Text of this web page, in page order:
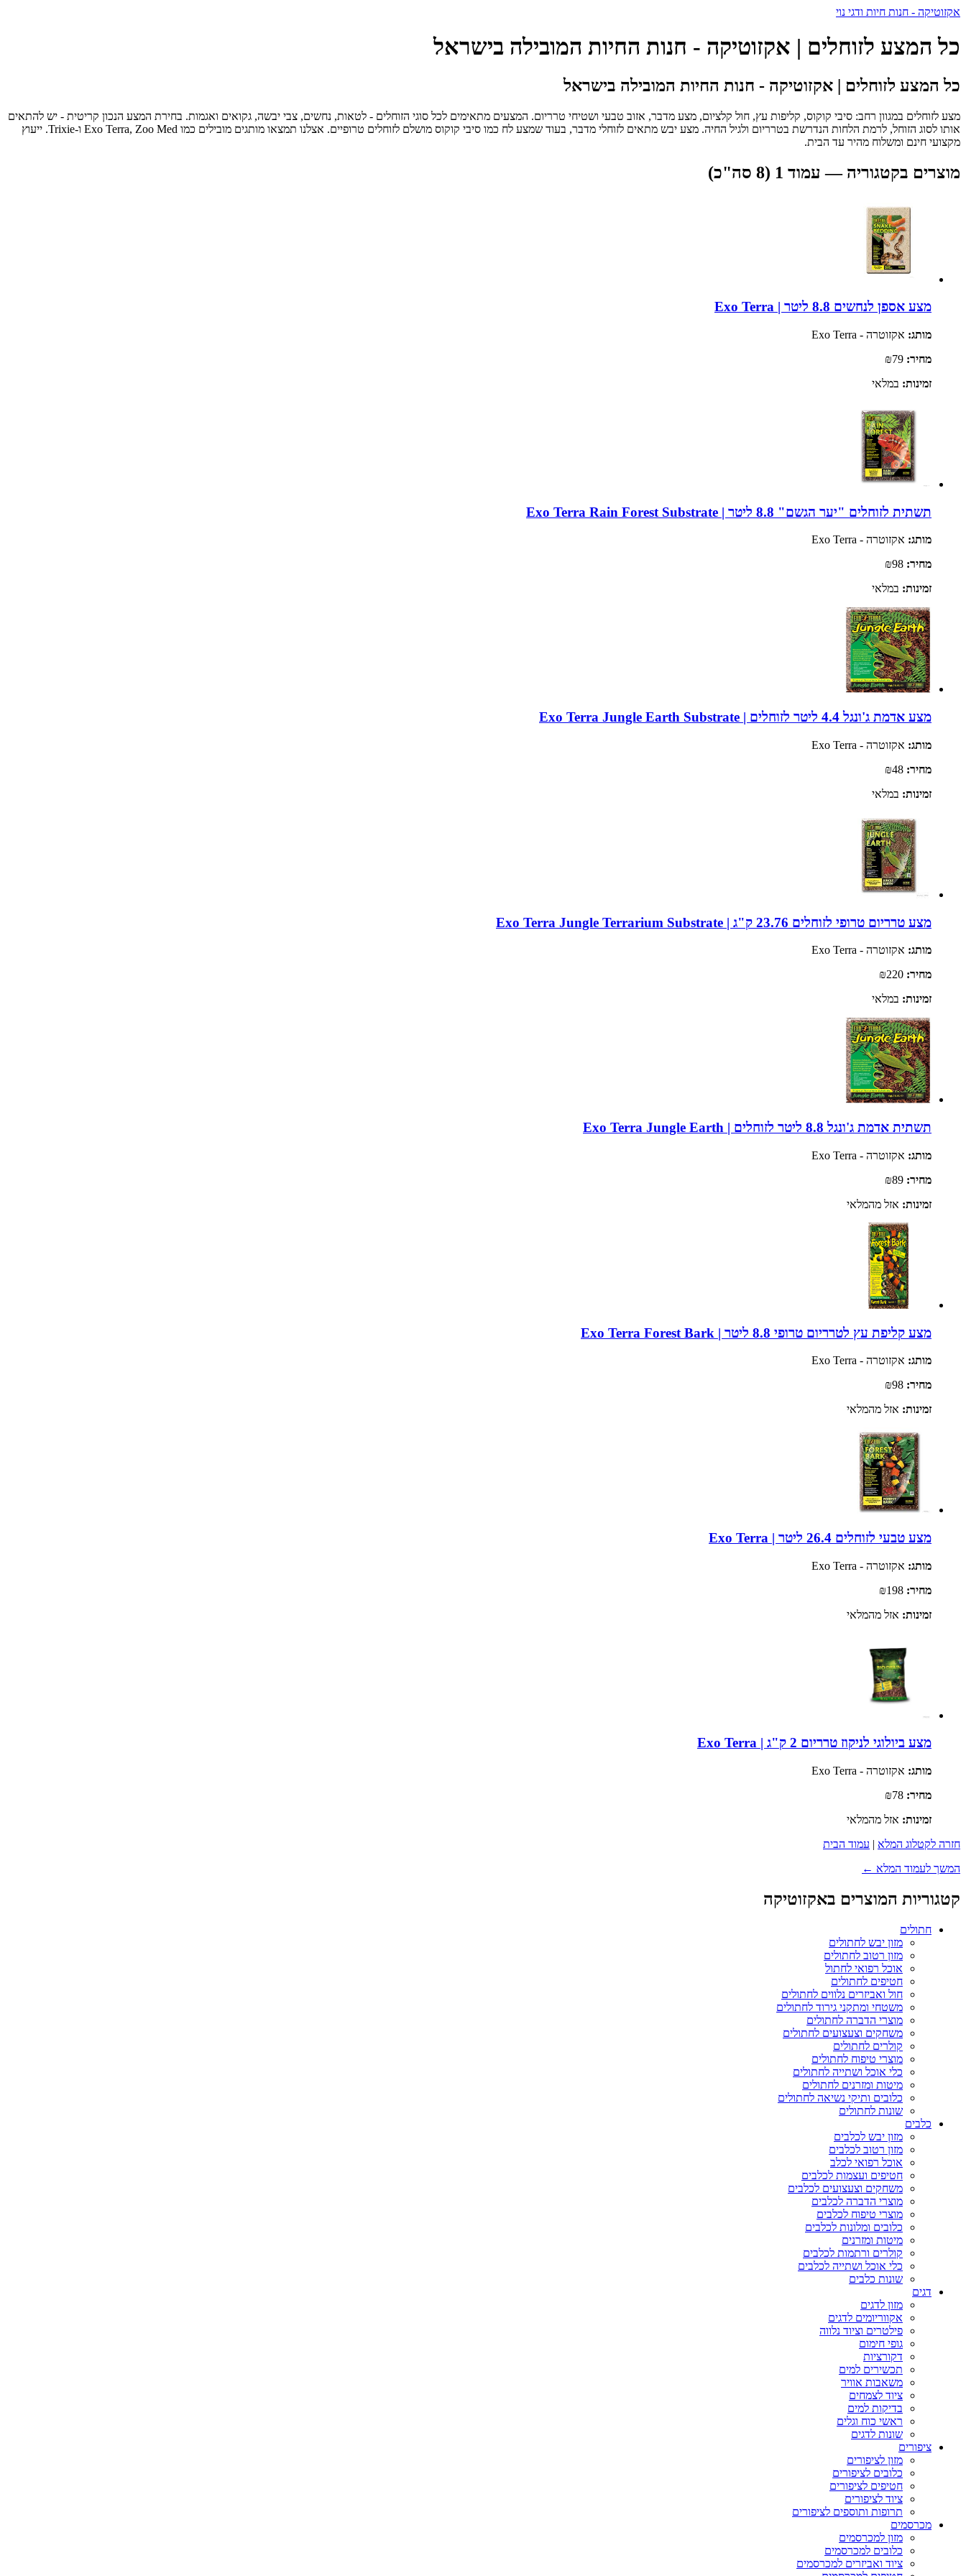
אקזוטיקה - חנות חיות ודגי נוי
כל המצע לזוחלים | אקזוטיקה - חנות החיות המובילה בישראל
כל המצע לזוחלים | אקזוטיקה - חנות החיות המובילה בישראל
מצע לזוחלים במגוון רחב: סיבי קוקוס, קליפות עץ, חול קלציום, מצע מדבר, אזוב טבעי ושטיחי טרריום. המצעים מתאימים לכל סוגי הזוחלים - לטאות, נחשים, צבי יבשה, גקואים ואגמות. בחירת המצע הנכון קריטית - יש להתאים
אותו לסוג הזוחל, לרמת הלחות הנדרשת בטרריום ולגיל החיה. מצע יבש מתאים לזוחלי מדבר, בעוד שמצע לח כמו סיבי קוקוס מושלם לזוחלים טרופיים. אצלנו תמצאו מותגים מובילים כמו Exo Terra, Zoo Med ו-Trixie. ייעוץ
מקצועי חינם ומשלוח מהיר עד הבית.
מוצרים בקטגוריה — עמוד 1 (8 סה"כ)
מצע אספן לנחשים 8.8 ליטר | Exo Terra
מותג: אקזוטרה - Exo Terra
מחיר:
זמינות: במלאי
תשתית לזוחלים "יער הגשם" 8.8 ליטר | Exo Terra Rain Forest Substrate
מותג: אקזוטרה - Exo Terra
מחיר:
זמינות: במלאי
מצע אדמת ג'ונגל 4.4 ליטר לזוחלים | Exo Terra Jungle Earth Substrate
מותג: אקזוטרה - Exo Terra
מחיר:
זמינות: במלאי
מצע טרריום טרופי לזוחלים 23.76 ק"ג | Exo Terra Jungle Terrarium Substrate
מותג: אקזוטרה - Exo Terra
מחיר:
זמינות: במלאי
תשתית אדמת ג'ונגל 8.8 ליטר לזוחלים | Exo Terra Jungle Earth
מותג: אקזוטרה - Exo Terra
מחיר:
זמינות: אזל מהמלאי
מצע קליפת עץ לטרריום טרופי 8.8 ליטר | Exo Terra Forest Bark
מותג: אקזוטרה - Exo Terra
מחיר:
זמינות: אזל מהמלאי
מצע טבעי לזוחלים 26.4 ליטר | Exo Terra
מותג: אקזוטרה - Exo Terra
מחיר:
זמינות: אזל מהמלאי
מצע ביולוגי לניקוז טרריום 2 ק"ג | Exo Terra
מותג: אקזוטרה - Exo Terra
מחיר:
זמינות: אזל מהמלאי
חזרה לקטלוג המלא | עמוד הבית
המשך לעמוד המלא ←
קטגוריות המוצרים באקזוטיקה
חתולים
מזון יבש לחתולים
מזון רטוב לחתולים
אוכל רפואי לחתול
חטיפים לחתולים
חול ואביזרים נלווים לחתולים
משטחי ומתקני גירוד לחתולים
מוצרי הדברה לחתולים
משחקים וצעצועים לחתולים
קולרים לחתולים
מוצרי טיפוח לחתולים
כלי אוכל ושתייה לחתולים
מיטות ומזרנים לחתולים
כלובים ותיקי נשיאה לחתולים
שונות לחתולים
כלבים
מזון יבש לכלבים
מזון רטוב לכלבים
אוכל רפואי לכלב
חטיפים ועצמות לכלבים
משחקים וצעצועים לכלבים
מוצרי הדברה לכלבים
מוצרי טיפוח לכלבים
כלובים ומלונות לכלבים
מיטות ומזרנים
קולרים ורתמות לכלבים
כלי אוכל ושתייה לכלבים
שונות כלבים
דגים
מזון לדגים
אקווריומים לדגים
פילטרים וציוד נלווה
גופי חימום
דקורציות
תכשירים למים
משאבות אוויר
ציוד לצמחים
בדיקות למים
ראשי כוח וגלים
שונות לדגים
ציפורים
מזון לציפורים
כלובים לציפורים
חטיפים לציפורים
ציוד לציפורים
תרופות ותוספים לציפורים
מכרסמים
מזון למכרסמים
כלובים למכרסמים
ציוד ואביזרים למכרסמים